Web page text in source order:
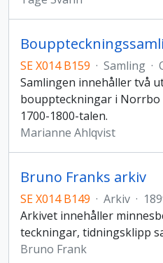
SE X014 B159 · Samling ·
Samlingen innehåller två
bouppteckningar i Norrbo
1700-1800-talen.
Marianne Ahlqvist
Bruno Franks arkiv
SE X014 B149 · Arkiv ·
Arkivet innehåller
teckningar, tidningsklipp
Bruno Frank